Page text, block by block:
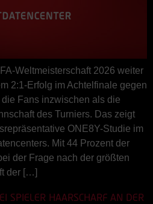
Weltmeisterschaft 2026 weiter
2:1-Erfolg im Achtelfinale gegen
Fans inzwischen als die
des Turniers. Das zeigt
ONE8Y-Studie im
Mit 44 Prozent der
der Frage nach der größten
der […]
SPIELER HAARSCHARF AN DER